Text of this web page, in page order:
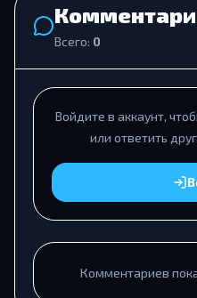
Всего: 0
Войдите в аккаунт,
или ответить
Комментариев